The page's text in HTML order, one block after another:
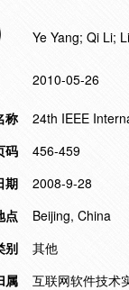
Ye Yang; Qi Li;
2010-05-26
称
24th IEEE
码
456-459
期
2008-9-28
点
Beijing, China
别
其他
属
互联网软件技术